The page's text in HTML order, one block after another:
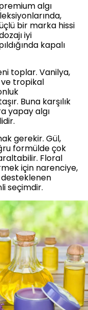
algı
bir marka hissi
iyi
kapalı
toplar. Vanilya,
ve tropikal
Buna karşılık
yapay algı
gerekir. Gül,
formülde çok
Floral
için narenciye,
seçimdir.